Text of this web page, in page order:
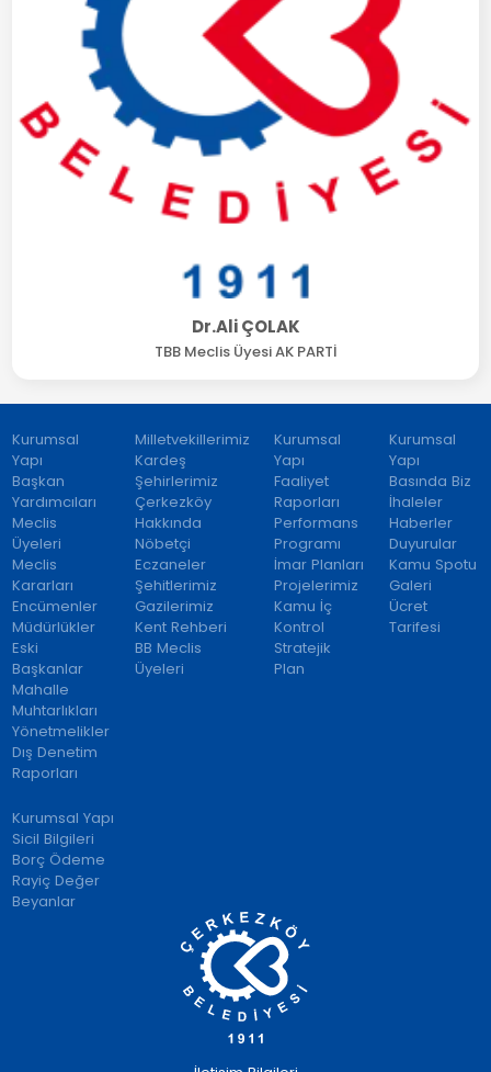
Dr.Ali ÇOLAK
TBB Meclis Üyesi AK PARTİ
Kurumsal
Yapı
Başkan
Yardımcıları
Meclis
Üyeleri
Meclis
Kararları
Encümenler
Müdürlükler
Eski
Başkanlar
Mahalle
Muhtarlıkları
Yönetmelikler
Dış Denetim
Raporları
Milletvekillerimiz
Kardeş
Şehirlerimiz
Çerkezköy
Hakkında
Nöbetçi
Eczaneler
Şehitlerimiz
Gazilerimiz
Kent Rehberi
BB Meclis
Üyeleri
Kurumsal
Yapı
Faaliyet
Raporları
Performans
Programı
İmar Planları
Projelerimiz
Kamu İç
Kontrol
Stratejik
Plan
Kurumsal
Yapı
Basında Biz
İhaleler
Haberler
Duyurular
Kamu Spotu
Galeri
Ücret
Tarifesi
Kurumsal Yapı
Sicil Bilgileri
Borç Ödeme
Rayiç Değer
Beyanlar